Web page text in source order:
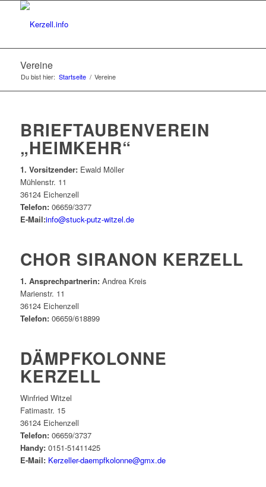
Vereine
Du bist hier: Startseite / Vereine
BRIEFTAUBENVEREIN
„HEIMKEHR“
1. Vorsitzender:Ewald Möller
Mühlenstr. 11
36124 Eichenzell
Telefon:06659/3377
E-Mail:info@stuck-putz-witzel.de
CHOR SIRANON KERZELL
1. Ansprechpartnerin:Andrea Kreis
Marienstr. 11
36124 Eichenzell
Telefon:06659/618899
DÄMPFKOLONNE
KERZELL
Winfried Witzel
Fatimastr. 15
36124 Eichenzell
Telefon:06659/3737
Handy:0151-51411425
E-Mail:Kerzeller-daempfkolonne@gmx.de